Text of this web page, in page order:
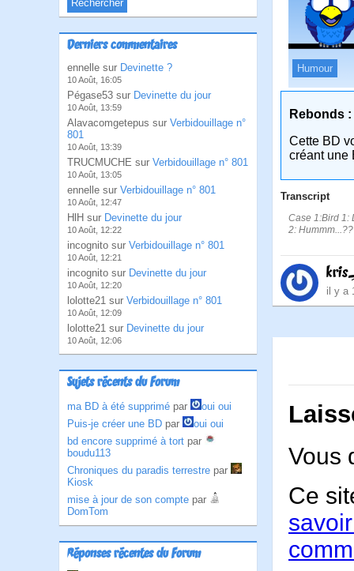
Derniers commentaires
ennelle sur Devinette ?
10 Août, 16:05
Pégase53 sur Devinette du jour
10 Août, 13:59
Alavacomgetepus sur Verbidouillage n°
801
10 Août, 13:39
TRUCMUCHE sur Verbidouillage n° 801
10 Août, 13:05
ennelle sur Verbidouillage n° 801
10 Août, 12:47
HlH sur Devinette du jour
10 Août, 12:22
incognito sur Verbidouillage n° 801
10 Août, 12:21
incognito sur Devinette du jour
10 Août, 12:20
lolotte21 sur Verbidouillage n° 801
10 Août, 12:09
lolotte21 sur Devinette du jour
10 Août, 12:06
Sujets récents du Forum
ma BD à été supprimé par
oui oui
Puis-je créer une BD par
oui oui
bd encore supprimé à tort par
boudu113
Chroniques du paradis terrestre par
Kiosk
mise à jour de son compte par
DomTom
Réponses récentes du Forum
Humour
Rebonds :
Cette BD
créant une
Transcript
Case 1:Bird 1:
2:
il y a
Vous
Ce